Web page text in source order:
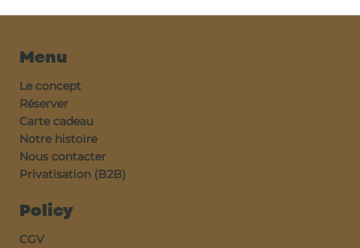
Menu
Le concept
Réserver
Carte cadeau
Notre histoire
Nous contacter
Privatisation (B2B)
Policy
CGV